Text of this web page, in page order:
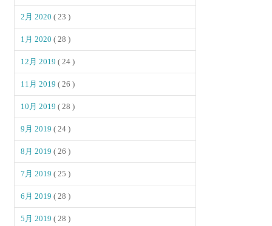
2月 2020( 23 )
1月 2020( 28 )
12月 2019( 24 )
11月 2019( 26 )
10月 2019( 28 )
9月 2019( 24 )
8月 2019( 26 )
7月 2019( 25 )
6月 2019( 28 )
5月 2019( 28 )